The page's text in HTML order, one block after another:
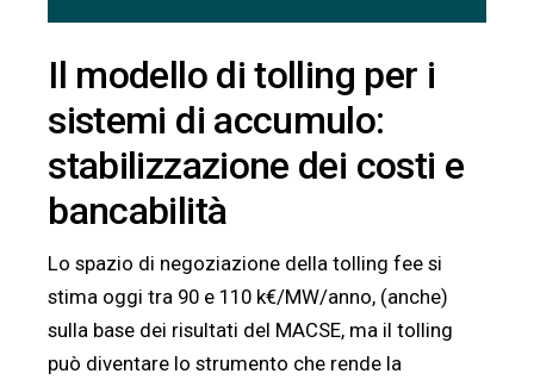
Il modello di tolling per i
sistemi di accumulo:
stabilizzazione dei costi e
bancabilità
Lo spazio di negoziazione della tolling fee si
stima oggi tra 90 e 110 k€/MW/anno, (anche)
sulla base dei risultati del MACSE, ma il tolling
può diventare lo strumento che rende la